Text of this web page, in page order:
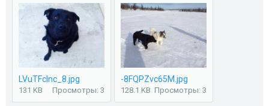
LVuTFclnc_8.jpg
131 KB Просмотры: 3
-8FQPZvc65M.jpg
128.1 KB Просмотры: 3